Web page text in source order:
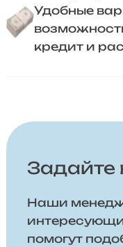
Удобные
кредит и
Задайте
Наши
помогут